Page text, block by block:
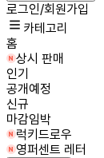
로그인/회원가입
카테고리
홈
상시 판매
인기
공개예정
신규
마감임박
럭키드로우
영퍼센트 레터